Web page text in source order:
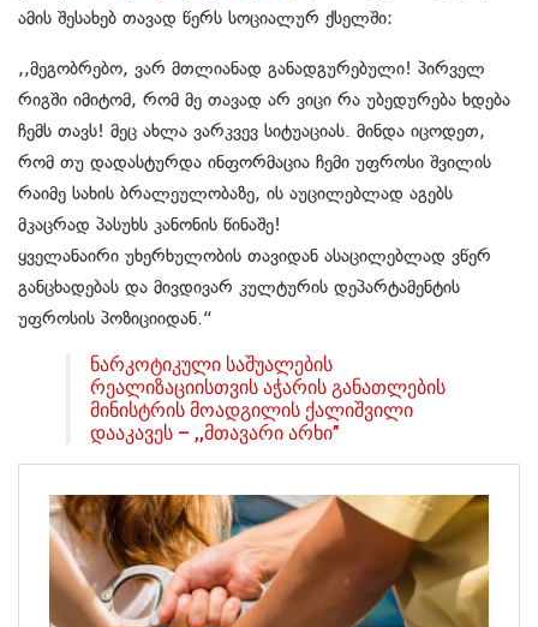
ამის შესახებ თავად წერს სოციალურ ქსელში:
,,მეგობრებო, ვარ მთლიანად განადგურებული! პირველ
რიგში იმიტომ, რომ მე თავად არ ვიცი რა უბედურება ხდება
ჩემს თავს! მეც ახლა ვარკვევ სიტუაციას. მინდა იცოდეთ,
რომ თუ დადასტურდა ინფორმაცია ჩემი უფროსი შვილის
რაიმე სახის ბრალეულობაზე, ის აუცილებლად აგებს
მკაცრად პასუხს კანონის წინაშე!
ყველანაირი უხერხულობის თავიდან ასაცილებლად ვწერ
განცხადებას და მივდივარ კულტურის დეპარტამენტის
უფროსის პოზიციიდან.“
ნარკოტიკული საშუალების
რეალიზაციისთვის აჭარის განათლების
მინისტრის მოადგილის ქალიშვილი
დააკავეს – ,,მთავარი არხი”